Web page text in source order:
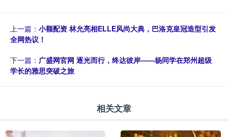
上一篇： 小额配资 林允亮相ELLE风尚大典，巴洛克皇冠造型引发
全网热议！
下一篇： 广盛网官网 逐光而行，终达彼岸——杨同学在郑州超级
学长的雅思突破之旅
相关文章